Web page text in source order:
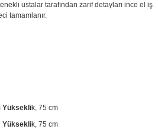
ustalar tarafından zarif detayları ince el iş
tamamlanır.
Yükseklik, 75 cm
Yükseklik, 75 cm